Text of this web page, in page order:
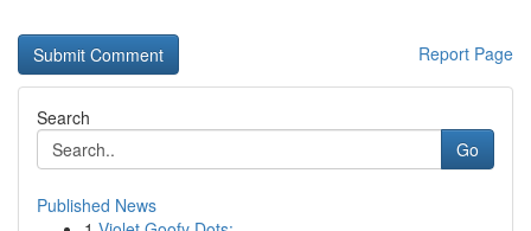
Report Page
Search
Go
Published News